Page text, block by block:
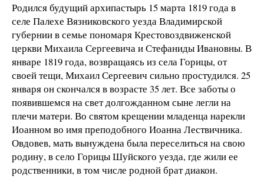
Родился будущий архипастырь 15 марта 1819 года в
селе Палехе Вязниковского уезда Владимирской
губернии в семье пономаря Крестовоздвиженской
церкви Михаила Сергеевича и Стефаниды Ивановны. В
январе 1819 года, возвращаясь из села Горицы, от
своей тещи, Михаил Сергеевич сильно простудился. 25
января он скончался в возрасте 35 лет. Все заботы о
появившемся на свет долгожданном сыне легли на
плечи матери. Во святом крещении младенца нарекли
Иоанном во имя преподобного Иоанна Лествичника.
Овдовев, мать вынуждена была переселиться на свою
родину, в село Горицы Шуйского уезда, где жили ее
родственники, в том числе родной брат диакон.